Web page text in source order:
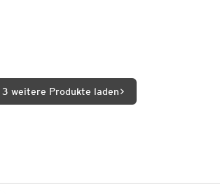
3 weitere Produkte laden